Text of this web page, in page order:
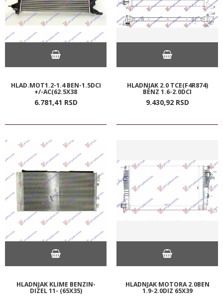
HLAD.MOT1.2-1.4 BEN-1.5DCI
+/-AC(62.5X38
6.781,41 RSD
HLADNJAK 2.0 TCE(F4R874)
BENZ 1.6-2.0DCI
9.430,92 RSD
HLADNJAK KLIME BENZIN-
DIZEL 11- (65X35)
HLADNJAK MOTORA 2.0BEN
1.9-2.0DIZ 65X39